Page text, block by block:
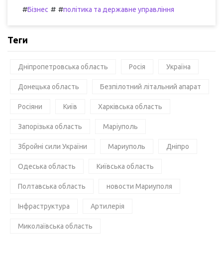
#Бізнес # #політика та державне управління
Теги
Дніпропетровська область Росія Україна
Донецька область Безпілотний літальний апарат
Росіяни Київ Харківська область
Запорізька область Маріуполь
Збройні сили України Мариуполь Дніпро
Одеська область Київська область
Полтавська область новости Мариуполя
Інфраструктура Артилерія
Миколаївська область